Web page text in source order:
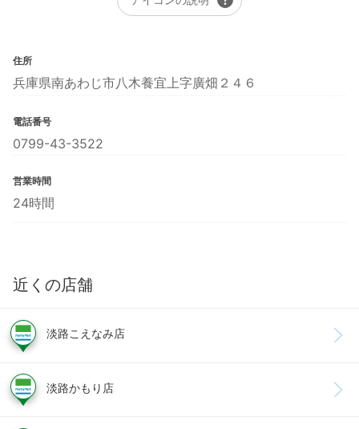
住所
兵庫県南あわじ市八木養宜上字廣畑２４６
電話番号
0799-43-3522
営業時間
24時間
近くの店舗
淡路こえなみ店
淡路かもり店